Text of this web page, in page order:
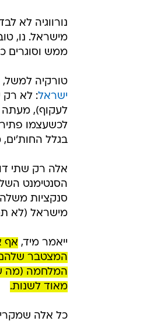
נורווגיה לא
מישראל. נו,
ממש וסוגרים
טורקיה
ישראל: לא רק
לעקוף), מעתה
לכשעצמו
בגלל
אלה רק שתי
הסנטימנט
סנקציות
מישראל (לא
ייאמר מיד, אף
המצטבר שלהם
המלחמה (מה
מאוד לשנות.
כל אלה